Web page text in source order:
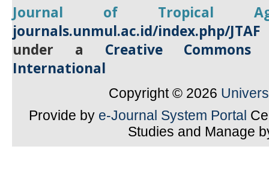
Journal of Tropical
journals.unmul.ac.id/index.php/JTAF
under a Creative Commons
International
Copyright © 2026
Provide by e-Journal System Portal
Studies and Manage